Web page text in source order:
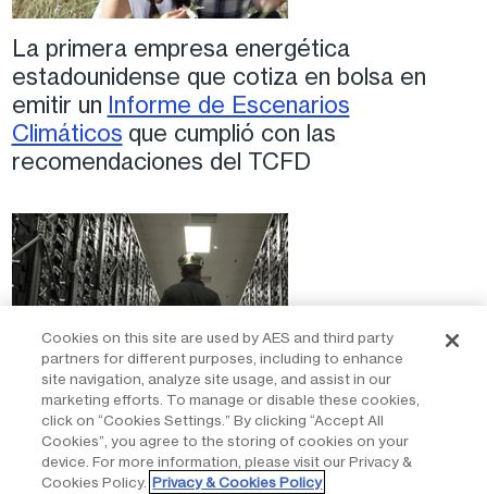
La primera empresa energética
estadounidense que cotiza en bolsa en
emitir un Informe de Escenarios
Climáticos que cumplió con las
recomendaciones del TCFD
Cookies on this site are used by AES and third party
partners for different purposes, including to enhance
site navigation, analyze site usage, and assist in our
marketing efforts. To manage or disable these cookies,
click on “Cookies Settings.” By clicking “Accept All
Cookies”, you agree to the storing of cookies on your
device. For more information, please visit our Privacy &
Cookies Policy. Privacy & Cookies Policy